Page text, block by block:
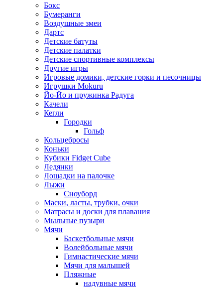
Бокс
Бумеранги
Воздушные змеи
Дартс
Детские батуты
Детские палатки
Детские спортивные комплексы
Другие игры
Игровые домики, детские горки и песочницы
Игрушки Mokuru
Йо-Йо и пружинка Радуга
Качели
Кегли
Городки
Гольф
Кольцебросы
Коньки
Кубики Fidget Cube
Ледянки
Лошадки на палочке
Лыжи
Сноуборд
Маски, ласты, трубки, очки
Матрасы и доски для плавания
Мыльные пузыри
Мячи
Баскетбольные мячи
Волейбольные мячи
Гимнастические мячи
Мячи для малышей
Пляжные
надувные мячи